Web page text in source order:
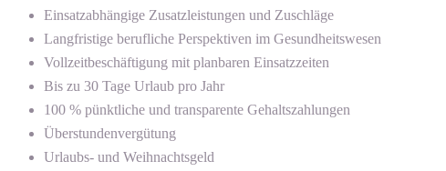
Einsatzabhängige Zusatzleistungen und Zuschläge
Langfristige berufliche Perspektiven im Gesundheitswesen
Vollzeitbeschäftigung mit planbaren Einsatzzeiten
Bis zu 30 Tage Urlaub pro Jahr
100 % pünktliche und transparente Gehaltszahlungen
Überstundenvergütung
Urlaubs- und Weihnachtsgeld